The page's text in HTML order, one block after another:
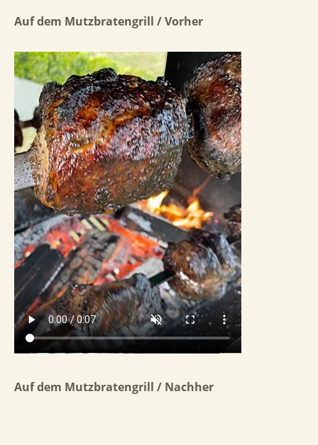
Auf dem Mutzbratengrill / Vorher
Auf dem Mutzbratengrill / Nachher